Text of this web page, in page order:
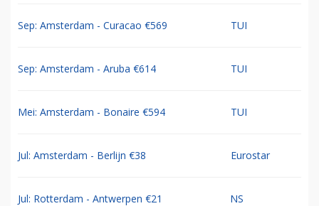
Sep: Amsterdam - Curacao €569 TUI
Sep: Amsterdam - Aruba €614 TUI
Mei: Amsterdam - Bonaire €594 TUI
Jul: Amsterdam - Berlijn €38 Eurostar
Jul: Rotterdam - Antwerpen €21 NS